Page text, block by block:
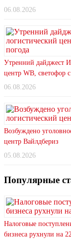
06.08.2026
Утренний дайджест
центр WB, светофор
06.08.2026
Возбуждено
центр Вайлдбериз
05.08.2026
Популярные
Налоговые
бизнеса рухнули на